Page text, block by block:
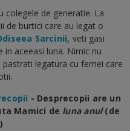
colegele de generatie. La
de burtici care au legat o
Sarcinii, veti gasi
in aceeasi luna. Nimic nu
legatura cu femei care
- Desprecopii are un
Mamici de luna anul (de